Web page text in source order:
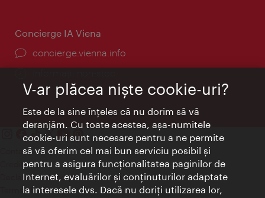
Concierge IA Viena
concierge.vienna.info
Contact
Credits
Declaraţie privind protecţia datelor
Terms of Use
V-ar plăcea nişte cookie-uri?
Este de la sine înţeles că nu dorim să vă
deranjăm. Cu toate acestea, aşa-numitele
cookie-uri sunt necesare pentru a ne permite
să vă oferim cel mai bun serviciu posibil şi
pentru a asigura funcţionalitatea paginilor de
Internet, evaluărilor şi conţinuturilor adaptate
la interesele dvs. Dacă nu doriţi utilizarea lor,